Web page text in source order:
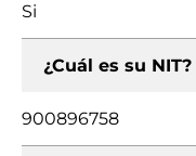
Si
¿Cuál es su NIT?
900896758